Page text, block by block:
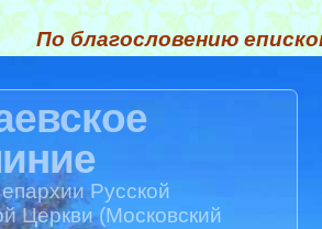
По благословению
Русской
Церкви (Московский